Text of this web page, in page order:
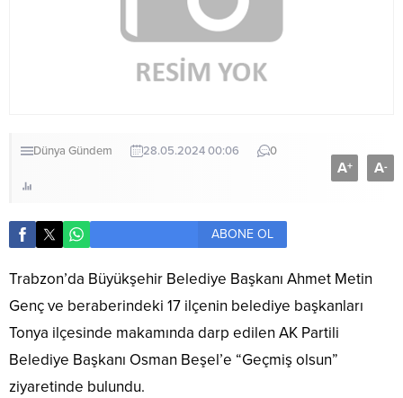
Dünya Gündem 28.05.2024 00:06 0
A+ A-
ABONE OL
Trabzon’da Büyükşehir Belediye Başkanı Ahmet Metin
Genç ve beraberindeki 17 ilçenin belediye başkanları
Tonya ilçesinde makamında darp edilen AK Partili
Belediye Başkanı Osman Beşel’e “Geçmiş olsun”
ziyaretinde bulundu.